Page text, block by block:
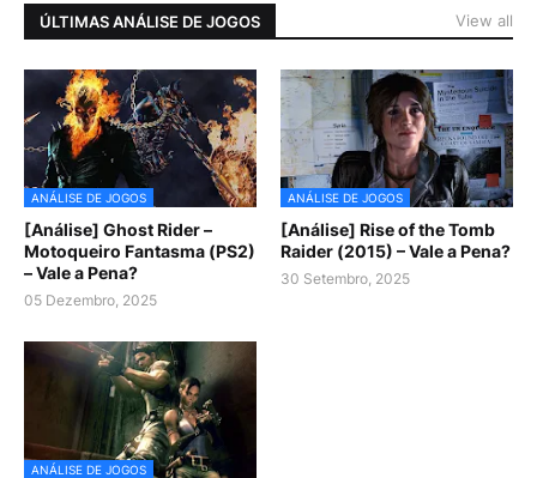
ÚLTIMAS ANÁLISE DE JOGOS View all
ANÁLISE DE JOGOS
[Análise] Ghost Rider –
Motoqueiro Fantasma (PS2)
– Vale a Pena?
05 Dezembro, 2025
ANÁLISE DE JOGOS
[Análise] Rise of the Tomb
Raider (2015) – Vale a Pena?
30 Setembro, 2025
ANÁLISE DE JOGOS